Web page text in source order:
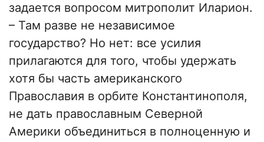
задается вопросом митрополит Иларион.
– Там разве не независимое
государство? Но нет: все усилия
прилагаются для того, чтобы удержать
хотя бы часть американского
Православия в орбите Константинополя,
не дать православным Северной
Америки объединиться в полноценную и